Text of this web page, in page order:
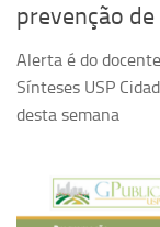
prevenção
Alerta é do
Sínteses USP
desta semana